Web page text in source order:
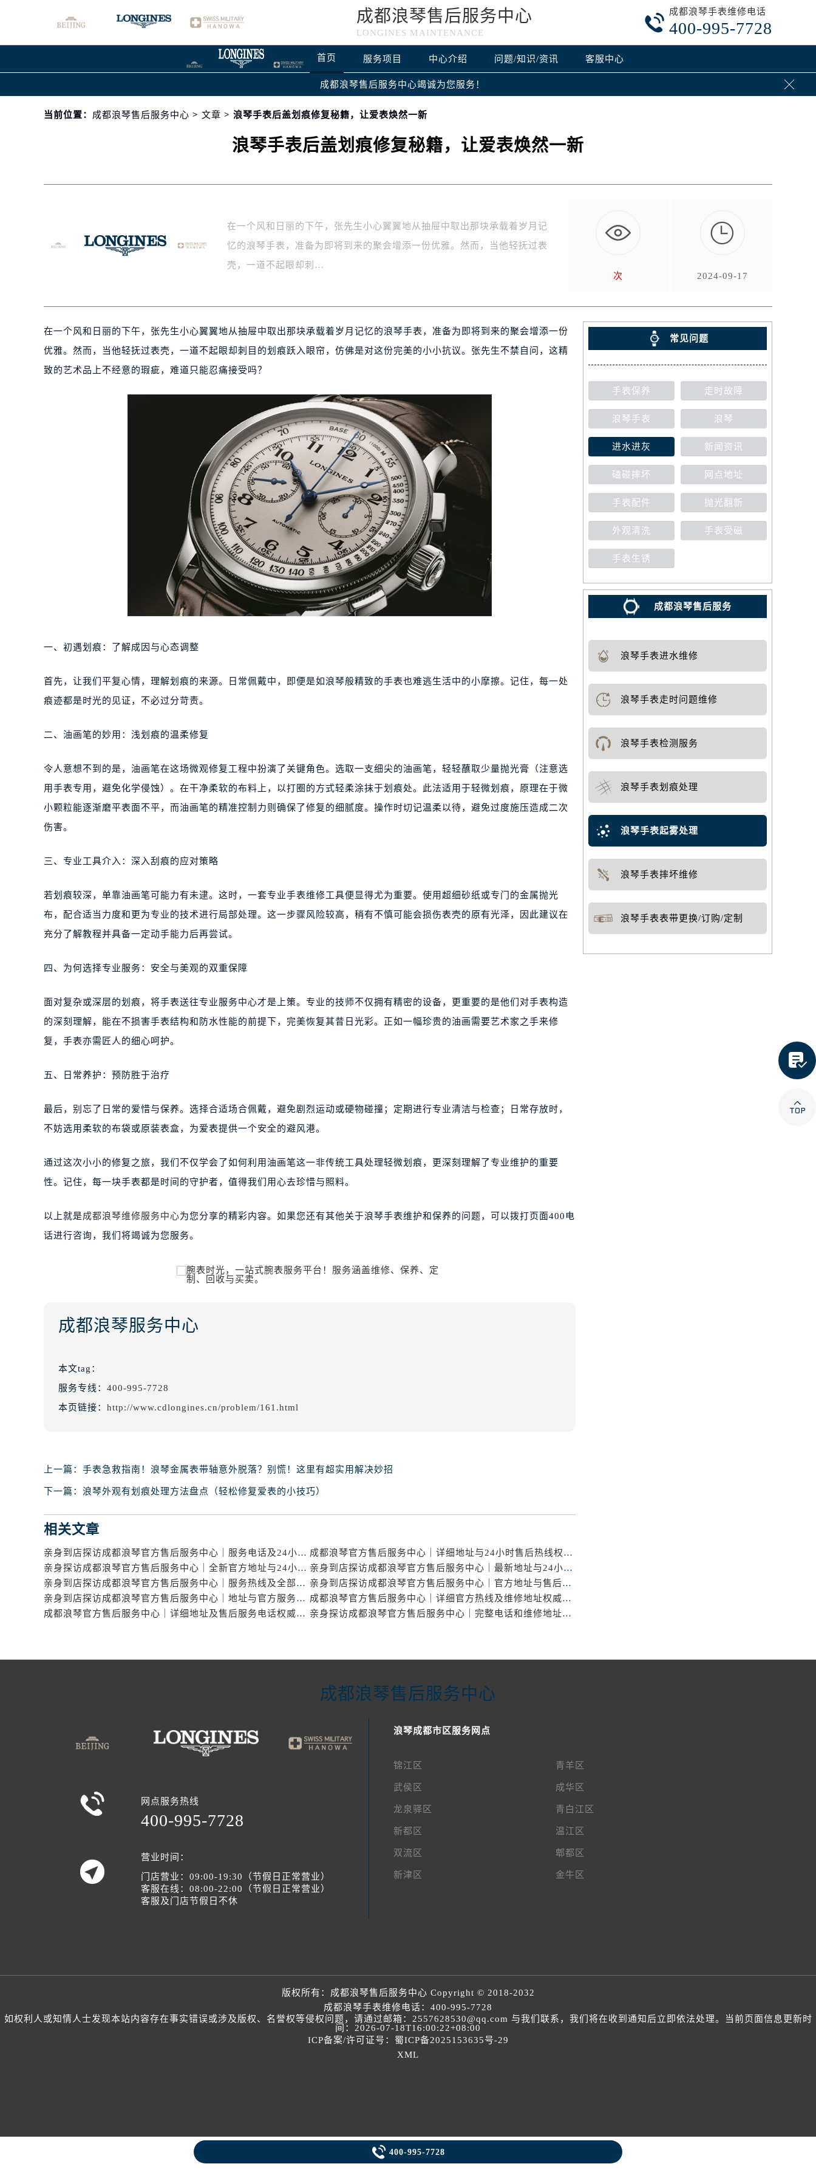
成都浪琴售后服务中心
LONGINES MAINTENANCE

成都浪琴手表维修电话
400-995-7728
首页 服务项目 中心介绍 问题/知识/资讯 客服中心
成都浪琴售后服务中心竭诚为您服务！ 
当前位置： 成都浪琴售后服务中心 > 文章 > 浪琴手表后盖划痕修复秘籍，让爱表焕然一新
浪琴手表后盖划痕修复秘籍，让爱表焕然一新
在一个风和日丽的下午，张先生小心翼翼地从抽屉中取出那块承载着岁月记
忆的浪琴手表，准备为即将到来的聚会增添一份优雅。然而，当他轻抚过表
壳，一道不起眼却刺…
次

2024-09-17
在一个风和日丽的下午，张先生小心翼翼地从抽屉中取出那块承载着岁月记忆的浪琴手表，准备为即将到来的聚会增添一份
优雅。然而，当他轻抚过表壳，一道不起眼却刺目的划痕跃入眼帘，仿佛是对这份完美的小小抗议。张先生不禁自问，这精
致的艺术品上不经意的瑕疵，难道只能忍痛接受吗？
一、初遇划痕：了解成因与心态调整
首先，让我们平复心情，理解划痕的来源。日常佩戴中，即便是如浪琴般精致的手表也难逃生活中的小摩擦。记住，每一处
痕迹都是时光的见证，不必过分苛责。
二、油画笔的妙用：浅划痕的温柔修复
令人意想不到的是，油画笔在这场微观修复工程中扮演了关键角色。选取一支细尖的油画笔，轻轻蘸取少量抛光膏（注意选
用手表专用，避免化学侵蚀）。在干净柔软的布料上，以打圈的方式轻柔涂抹于划痕处。此法适用于轻微划痕，原理在于微
小颗粒能逐渐磨平表面不平，而油画笔的精准控制力则确保了修复的细腻度。操作时切记温柔以待，避免过度施压造成二次
伤害。
三、专业工具介入：深入刮痕的应对策略
若划痕较深，单靠油画笔可能力有未逮。这时，一套专业手表维修工具便显得尤为重要。使用超细砂纸或专门的金属抛光
布，配合适当力度和更为专业的技术进行局部处理。这一步骤风险较高，稍有不慎可能会损伤表壳的原有光泽，因此建议在
充分了解教程并具备一定动手能力后再尝试。
四、为何选择专业服务：安全与美观的双重保障
面对复杂或深层的划痕，将手表送往专业服务中心才是上策。专业的技师不仅拥有精密的设备，更重要的是他们对手表构造
的深刻理解，能在不损害手表结构和防水性能的前提下，完美恢复其昔日光彩。正如一幅珍贵的油画需要艺术家之手来修
复，手表亦需匠人的细心呵护。
五、日常养护：预防胜于治疗
最后，别忘了日常的爱惜与保养。选择合适场合佩戴，避免剧烈运动或硬物碰撞；定期进行专业清洁与检查；日常存放时，
不妨选用柔软的布袋或原装表盒，为爱表提供一个安全的避风港。
通过这次小小的修复之旅，我们不仅学会了如何利用油画笔这一非传统工具处理轻微划痕，更深刻理解了专业维护的重要
性。记住，每一块手表都是时间的守护者，值得我们用心去珍惜与照料。
以上就是成都浪琴维修服务中心为您分享的精彩内容。如果您还有其他关于浪琴手表维护和保养的问题，可以拨打页面400电
话进行咨询，我们将竭诚为您服务。
成都浪琴服务中心
本文tag：
服务专线： 400-995-7728
本页链接： http://www.cdlongines.cn/problem/161.html
上一篇： 手表急救指南！浪琴金属表带轴意外脱落？别慌！这里有超实用解决妙招
下一篇： 浪琴外观有划痕处理方法盘点（轻松修复爱表的小技巧）
相关文章
亲身到店探访成都浪琴官方售后服务中心｜服务电话及24小时维修地址（2026年7月最新）
成都浪琴官方售后服务中心｜详细地址与24小时售后热线权威信息公示（2026年7月最新）
亲身探访成都浪琴官方售后服务中心｜全新官方地址与24小时热线（2026年7月最新）
亲身到店探访成都浪琴官方售后服务中心｜最新地址与24小时服务电话（2026年7月最新）
亲身到店探访成都浪琴官方售后服务中心｜服务热线及全部网点地址（2026年7月最新）
亲身到店探访成都浪琴官方售后服务中心｜官方地址与售后服务电话（2026年7月最新）
亲身到店探访成都浪琴官方售后服务中心｜地址与官方服务热线（2026年7月最新）
成都浪琴官方售后服务中心｜详细官方热线及维修地址权威信息公示（2026年7月最新）
成都浪琴官方售后服务中心｜详细地址及售后服务电话权威信息公示（2026年7月最新）
亲身探访成都浪琴官方售后服务中心｜完整电话和维修地址（2026年7月最新）
常见问题
手表保养 走时故障
浪琴手表 浪琴
进水进灰 新闻资讯
磕碰摔坏 网点地址
手表配件 抛光翻新
外观清洗 手表受磁
手表生锈
成都浪琴售后服务
浪琴手表进水维修
浪琴手表走时问题维修
浪琴手表检测服务
浪琴手表划痕处理
浪琴手表起雾处理
浪琴手表摔坏维修
浪琴手表表带更换/订购/定制
成都浪琴售后服务中心
 网点服务热线
400-995-7728

营业时间：
门店营业：09:00-19:30（节假日正常营业）
客服在线：08:00-22:00（节假日正常营业）
客服及门店节假日不休
浪琴成都市区服务网点
锦江区 青羊区
武侯区 成华区
龙泉驿区 青白江区
新都区 温江区
双流区 郫都区
新津区 金牛区
版权所有： 成都浪琴售后服务中心 Copyright © 2018-2032
成都浪琴手表维修电话： 400-995-7728
如权利人或知情人士发现本站内容存在事实错误或涉及版权、名誉权等侵权问题，请通过邮箱：2557628530@qq.com 与我们联系，我们将在收到通知后立即依法处理。当前页面信息更新时
间：2026-07-18T16:00:22+08:00
ICP备案/许可证号：蜀ICP备2025153635号-29
XML
 400-995-7728

